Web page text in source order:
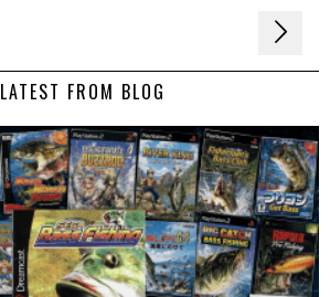
LATEST FROM BLOG